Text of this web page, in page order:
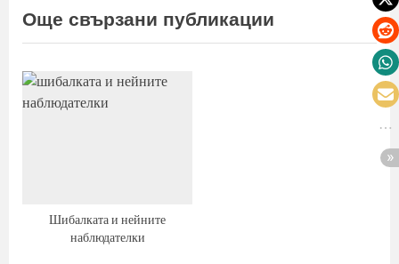
t
:
Още свързани публикации
Шибалката и нейните
наблюдателки